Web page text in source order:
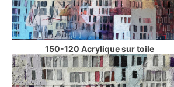
150-120 Acrylique sur toile